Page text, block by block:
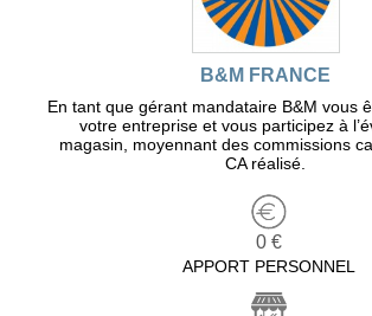
B&M FRANCE
En tant que gérant mandataire B&M vous
votre entreprise et vous participez à
magasin, moyennant des commissions
CA réalisé.
0 €
APPORT PERSONNEL